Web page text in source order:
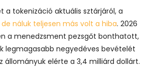
a tokenizáció aktuális sztárjáról, a
náluk teljesen más volt a hiba. 2026
a menedzsment pezsgőt bonthatott,
legmagasabb negyedéves bevételét
állományuk elérte a 3,4 milliárd dollárt.